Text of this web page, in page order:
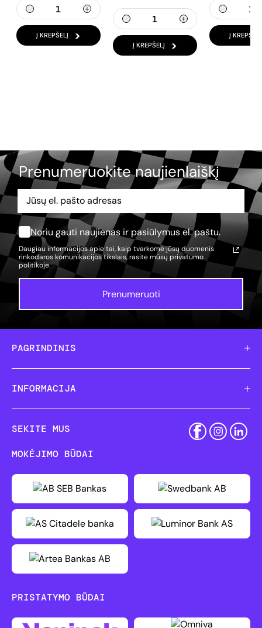
Į KREPŠELĮ
Į KREPŠELĮ
Į KREPŠELĮ
Prenumeruokite naujienlaiškį
Noriu gauti naujienas ir pasiūlymus el. paštu.
Daugiau informacijos apie tai, kaip tvarkome jūsų duomenis
rinkodaros komunikacijos tikslais, rasite mūsų privatumo
politikoje.
Prenumeruoti
PAGRINDINIS
INFORMACIJA
SEKITE MUS
MOKĖJIMO BŪDAI
PRISTATYMO BŪDAI